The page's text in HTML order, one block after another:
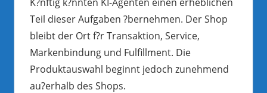
Teil dieser Aufgaben ?bernehmen. Der Shop
bleibt der Ort f?r Transaktion, Service,
Markenbindung und Fulfillment. Die
Produktauswahl beginnt jedoch zunehmend
au?erhalb des Shops.